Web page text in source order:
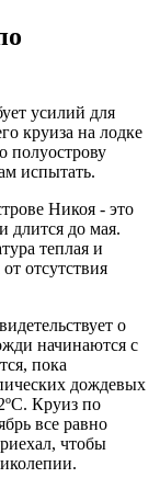
усилий для
круиза на лодке
полуострову
испытать.
Никоя - это
длится до мая.
теплая и
отсутствия
о
начинаются с
пока
дождевых
Круиз по
все равно
чтобы